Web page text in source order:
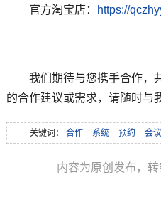
官方淘宝店： https://
我们期待与您携手合作，
的合作建议或需求，请随时与
关键词： 合作 系统 预约 会
内容为原创发布，